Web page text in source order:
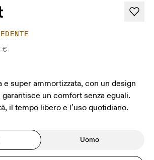
€
e super ammortizzata, con un design
un comfort senza eguali.
il tempo libero e l’uso quotidiano.
Uomo